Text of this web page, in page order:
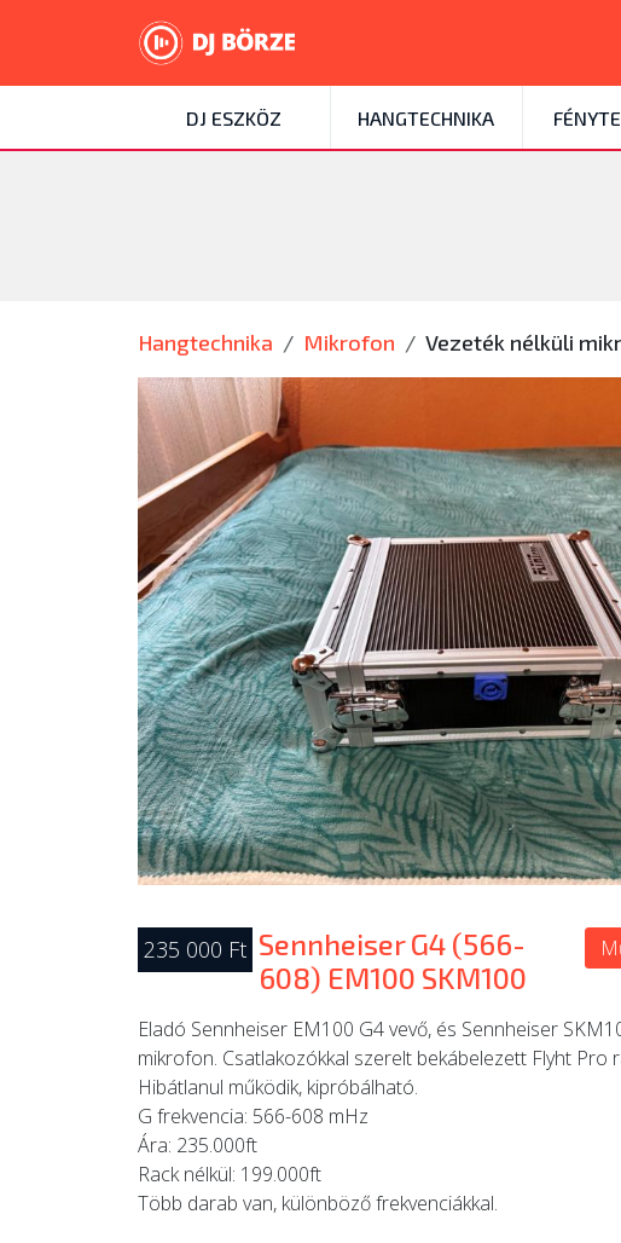
DJ ESZKÖZ HANGTECHNIKA
Hangtechnika Mikrofon Vezeték nélküli
235 000 Ft Sennheiser G4 (566-
608) EM100 SKM100
Eladó Sennheiser EM100 G4 vevő, és Sennheiser
mikrofon. Csatlakozókkal szerelt bekábelezett Flyht Pro
Hibátlanul működik, kipróbálható.
G frekvencia: 566-608 mHz
Ára: 235.000ft
Rack nélkül: 199.000ft
Több darab van, különböző frekvenciákkal.